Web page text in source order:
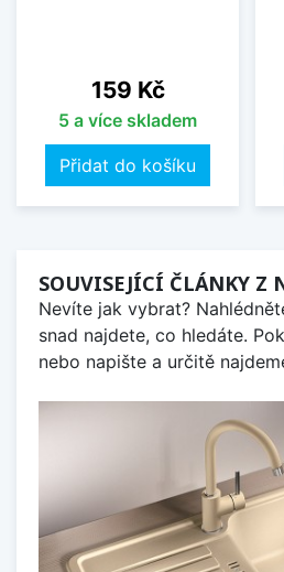
Cena
159 Kč
5 a více skladem
Přidat do košíku
SOUVISEJÍCÍ ČLÁNKY Z
Nevíte jak vybrat?
snad najdete, co hledáte.
nebo napište a určitě